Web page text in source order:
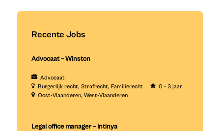
Recente Jobs
Advocaat – Winston
Advocaat
Burgerlijk recht Strafrecht Familierecht
0 - 3 jaar
Oost-Vlaanderen West-Vlaanderen
Legal office manager – Intinya